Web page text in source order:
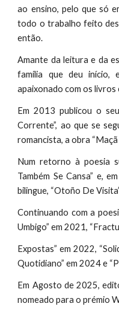
ao ensino, pelo que só
todo o trabalho feito
então.
Amante da leitura e da
família que deu início,
apaixonado com os
Em 2013 publicou o
Corrente”, ao que se
romancista, a obra “Maçã
Num retorno à poesia
Também Se Cansa” e,
bilingue, “Otoño De
Continuando com a
Umbigo” em 2021,
Expostas” em 2022,
Quotidiano” em 2024 e
Em Agosto de 2025,
nomeado para o prémio